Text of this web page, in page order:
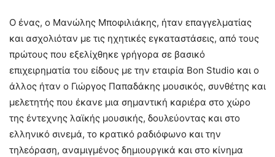
Ο ένας, ο Μανώλης Μποφιλιάκης, ήταν επαγγελματίας
και ασχολιόταν με τις ηχητικές εγκαταστάσεις, από τους
πρώτους που εξελίχθηκε γρήγορα σε βασικό
επιχειρηματία του είδους με την εταιρία Bon Studio και ο
άλλος ήταν ο Γιώργος Παπαδάκης μουσικός, συνθέτης και
μελετητής που έκανε μια σημαντική καριέρα στο χώρο
της έντεχνης λαϊκής μουσικής, δουλεύοντας και στο
ελληνικό σινεμά, το κρατικό ραδιόφωνο και την
τηλεόραση, αναμιγμένος δημιουργικά και στο κίνημα